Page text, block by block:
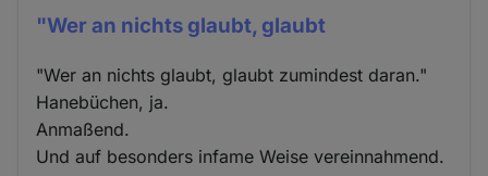
"Wer an nichts glaubt, glaubt
"Wer an nichts glaubt, glaubt zumindest daran."
Hanebüchen, ja.
Anmaßend.
Und auf besonders infame Weise vereinnahmend.